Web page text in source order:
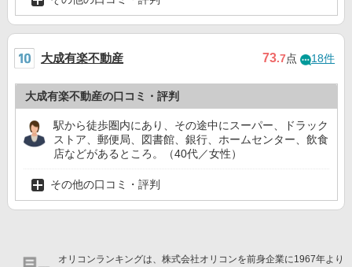
大成有楽不動産 73.7点 18件
大成有楽不動産の口コミ・評判
駅から徒歩圏内にあり、その途中にスーパー、ドラック
ストア、郵便局、図書館、銀行、ホームセンター、飲食
店などがあるところ。（40代／女性）
その他の口コミ・評判
オリコンランキングは、株式会社オリコンを前身企業に1967年より